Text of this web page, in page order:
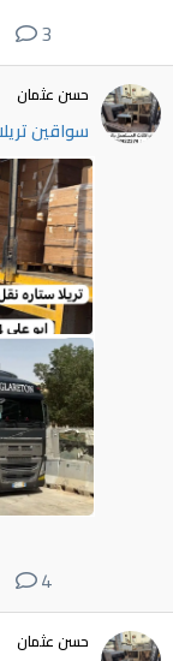
3
حسن عثمان
سواقين
4
حسن عثمان